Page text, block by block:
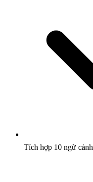
Tích hợp 10 ngữ cảnh